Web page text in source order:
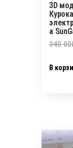
3D
Курока
а
340.00
В